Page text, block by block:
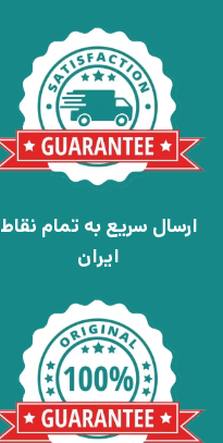
ارسال سریع به تمام نقاط
ایران